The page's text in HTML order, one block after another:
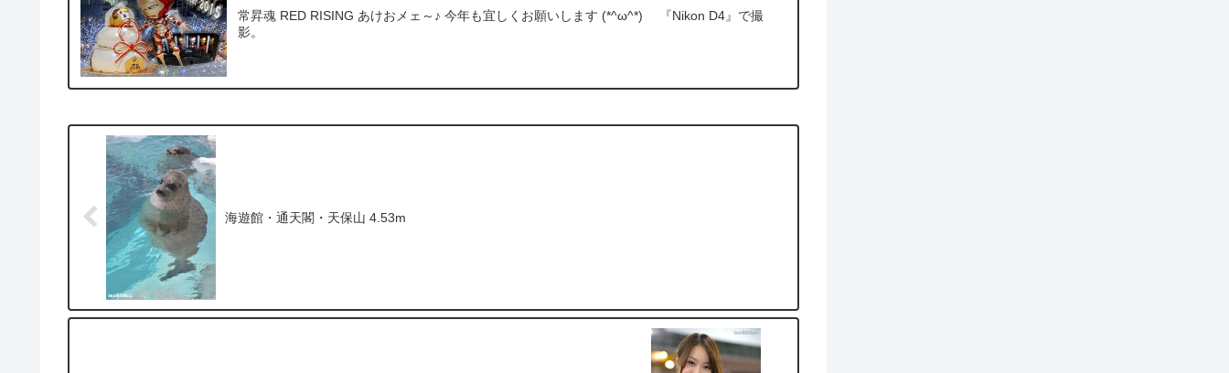
常昇魂 RED RISING あけおメェ～♪ 今年も宜しくお願いします (*^ω^*)ゞ 『Nikon D4』で撮
影。
海遊館・通天閣・天保山 4.53m